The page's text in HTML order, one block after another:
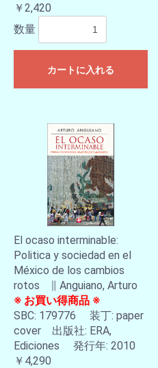
￥2,420
数量
カートに入れる
El ocaso interminable:
Politica y sociedad en el
México de los cambios
rotos ∥ Anguiano, Arturo
※ お買い得商品 ※
SBC: 179776 装丁: paper
cover 出版社: ERA,
Ediciones 発行年: 2010
￥4,290